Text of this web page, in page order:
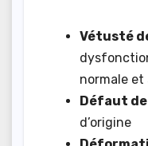
Vétusté
normale et
Défaut
d’origine